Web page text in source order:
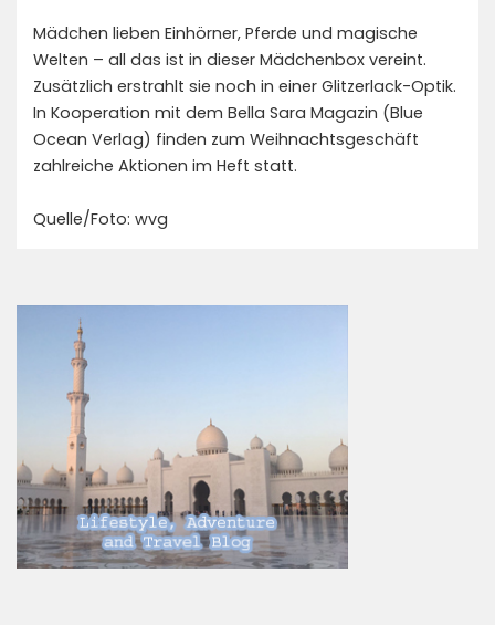
Mädchen lieben Einhörner, Pferde und magische
Welten – all das ist in dieser Mädchenbox vereint.
Zusätzlich erstrahlt sie noch in einer Glitzerlack-Optik.
In Kooperation mit dem Bella Sara Magazin (Blue
Ocean Verlag) finden zum Weihnachtsgeschäft
zahlreiche Aktionen im Heft statt.
Quelle/Foto: wvg